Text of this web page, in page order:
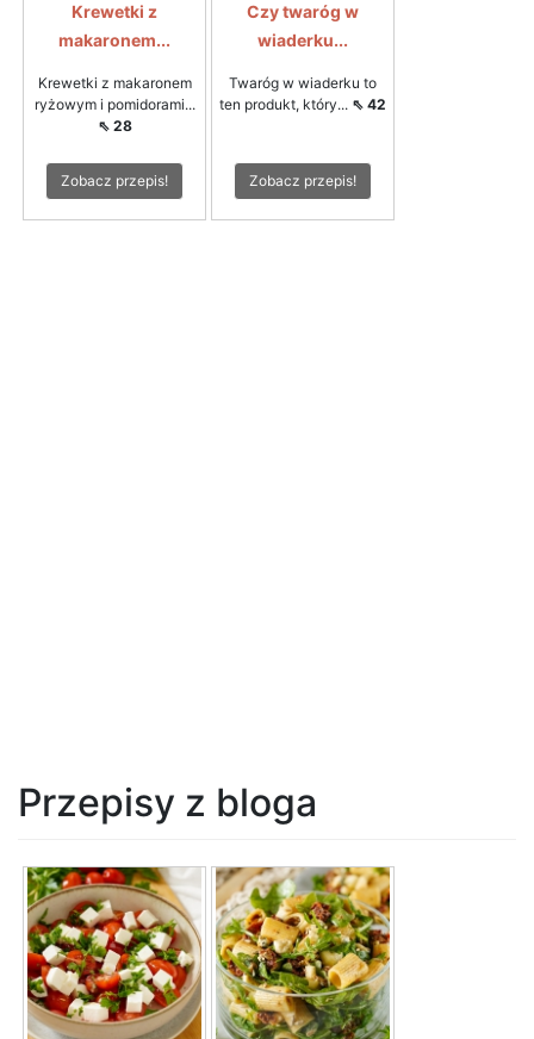
Krewetki z
makaronem...
Krewetki z makaronem
ryżowym i pomidorami...
⇖ 28
Zobacz przepis!
Czy twaróg w
wiaderku...
Twaróg w wiaderku to
ten produkt, który... ⇖ 42
Zobacz przepis!
Przepisy z bloga